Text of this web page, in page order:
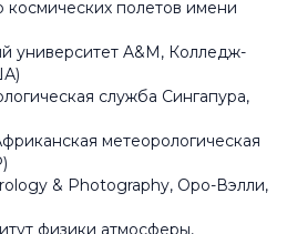
полетов имени
университет A&M, Колледж-
служба Сингапура,
метеорологическая
& Photography, Оро-Вэлли,
физики атмосферы,